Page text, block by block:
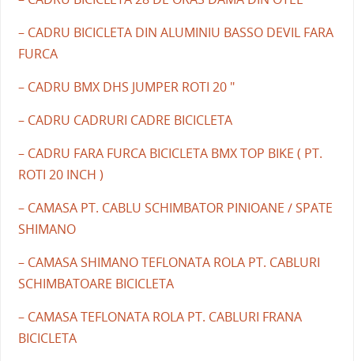
– CADRU BICICLETA DIN ALUMINIU BASSO DEVIL FARA
FURCA
– CADRU BMX DHS JUMPER ROTI 20 "
– CADRU CADRURI CADRE BICICLETA
– CADRU FARA FURCA BICICLETA BMX TOP BIKE ( PT.
ROTI 20 INCH )
– CAMASA PT. CABLU SCHIMBATOR PINIOANE / SPATE
SHIMANO
– CAMASA SHIMANO TEFLONATA ROLA PT. CABLURI
SCHIMBATOARE BICICLETA
– CAMASA TEFLONATA ROLA PT. CABLURI FRANA
BICICLETA